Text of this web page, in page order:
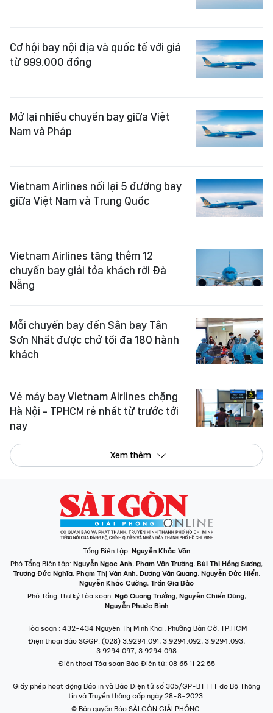
Cơ hội bay nội địa và quốc tế với giá
từ 999.000 đồng
Mở lại nhiều chuyến bay giữa Việt
Nam và Pháp
Vietnam Airlines nối lại 5 đường bay
giữa Việt Nam và Trung Quốc
Vietnam Airlines tăng thêm 12
chuyến bay giải tỏa khách rời Đà
Nẵng
Mỗi chuyến bay đến Sân bay Tân
Sơn Nhất được chở tối đa 180 hành
khách
Vé máy bay Vietnam Airlines chặng
Hà Nội - TPHCM rẻ nhất từ trước tới
nay
Xem thêm
Tổng Biên tập: Nguyễn Khắc Văn
Phó Tổng Biên tập: Nguyễn Ngọc Anh, Phạm Văn Trường, Bùi Thị Hồng Sương,
Trương Đức Nghĩa, Phạm Thị Vân Anh, Dương Văn Quang, Nguyễn Đức Hiển,
Nguyễn Khắc Cường, Trần Gia Bảo
Phó Tổng Thư ký tòa soạn: Ngô Quang Trưởng, Nguyễn Chiến Dũng,
Nguyễn Phước Bình
Tòa soạn : 432-434 Nguyễn Thị Minh Khai, Phường Bàn Cờ, TP.HCM
Điện thoại Báo SGGP: (028) 3.9294.091, 3.9294.092, 3.9294.093,
3.9294.097, 3.9294.098
Điện thoại Tòa soạn Báo Điện tử: 08 65 11 22 55
Giấy phép hoạt động Báo in và Báo Điện tử số 305/GP-BTTTT do Bộ Thông
tin và Truyền thông cấp ngày 28-8-2023.
© Bản quyền Báo SÀI GÒN GIẢI PHÓNG.